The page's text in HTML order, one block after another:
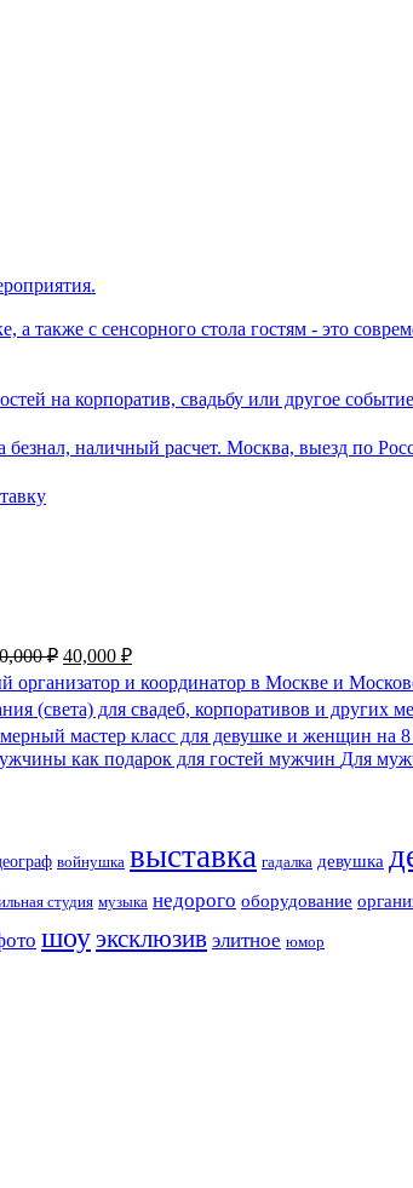
₽ 40,000 ₽
организатор и координатор в Москве и
(света) для свадеб, корпоративов и других
мастер класс для девушке и женщин на 8
Для
войнушка выставка гадалка девушка
студия музыка недорого оборудование
шоу эксклюзив элитное юмор